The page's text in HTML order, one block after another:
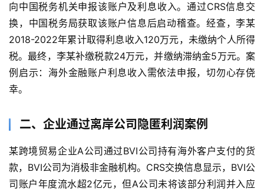
向中国税务机关申报该账户及利息收入。通过CRS信息交
换，中国税务局获取该账户信息后启动稽查。经查，李某
2018-2022年累计取得利息收入120万元，未缴纳个人所得
税。最终，李某补缴税款24万元，并缴纳滞纳金5万元。案
例启示：海外金融账户利息收入需依法申报，切勿心存侥
幸。
二、企业通过离岸公司隐匿利润案例
某跨境贸易企业A公司通过BVI公司持有海外客户支付的货
款，BVI公司为消极非金融机构。CRS交换信息显示，BVI公
司账户年度流水超2亿元，但A公司未将该部分利润并入应